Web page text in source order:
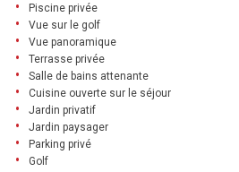
Piscine privée
Vue sur le golf
Vue panoramique
Terrasse privée
Salle de bains attenante
Cuisine ouverte sur le séjour
Jardin privatif
Jardin paysager
Parking privé
Golf